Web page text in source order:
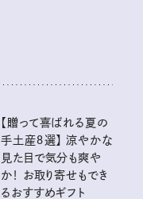
【贈って喜ばれる夏の
手土産８選】 涼やかな
見た目で気分も爽や
か！ お取り寄せもでき
るおすすめギフト